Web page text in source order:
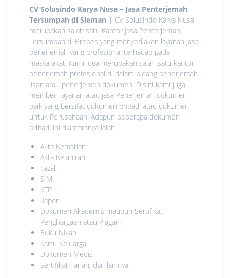
CV Solusindo Karya Nusa – Jasa Penterjemah
Tersumpah di Sleman | CV Solusindo Karya Nusa
merupakan salah satu Kantor Jasa Penterjemah
Tersumpah di Brebes yang menyediakan layanan jasa
penerjemah yang profesional terhadap pada
masyarakat. Kami juga merupakan salah satu kantor
penerjemah profesional di dalam bidang penerjemah
lisan atau penerjemah dokumen. Disini kami juga
memberi layanan atau jasa Penerjemah dokumen
baik yang bersifat dokumen pribadi atau dokumen
untuk Perusahaan. Adapun beberapa dokumen
pribadi ini diantaranya ialah :
Akta Kematian
Akta Kelahiran
Ijazah
SIM
KTP
Rapor
Dokumen Akademis maupun Sertifikat
Penghargaan atau Piagam
Buku Nikah
Kartu Keluarga
Dokumen Medis
Sertifikat Tanah, dan lainnya.